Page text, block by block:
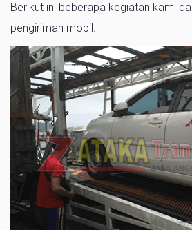
Berikut ini beberapa kegiatan kami
pengiriman mobil.